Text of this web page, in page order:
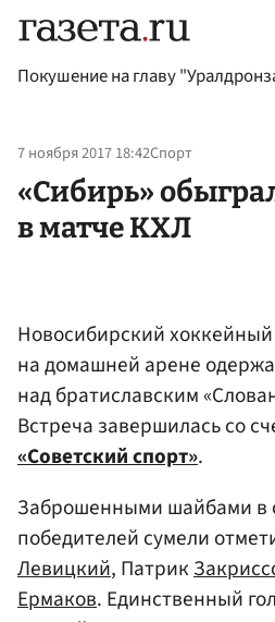
Покушение на главу
7 ноября 2017 18:42Спорт
«Сибирь»
в матче КХЛ
Новосибирский
на домашней арене
над братиславским
Встреча завершилась со
«Советский спорт».
Заброшенными шайбами в
победителей сумели
Левицкий, Патрик
Ермаков. Единственный